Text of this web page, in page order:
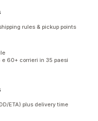
rules & pickup points
e 60+ corrieri in 35 paesi
ETA) plus delivery time